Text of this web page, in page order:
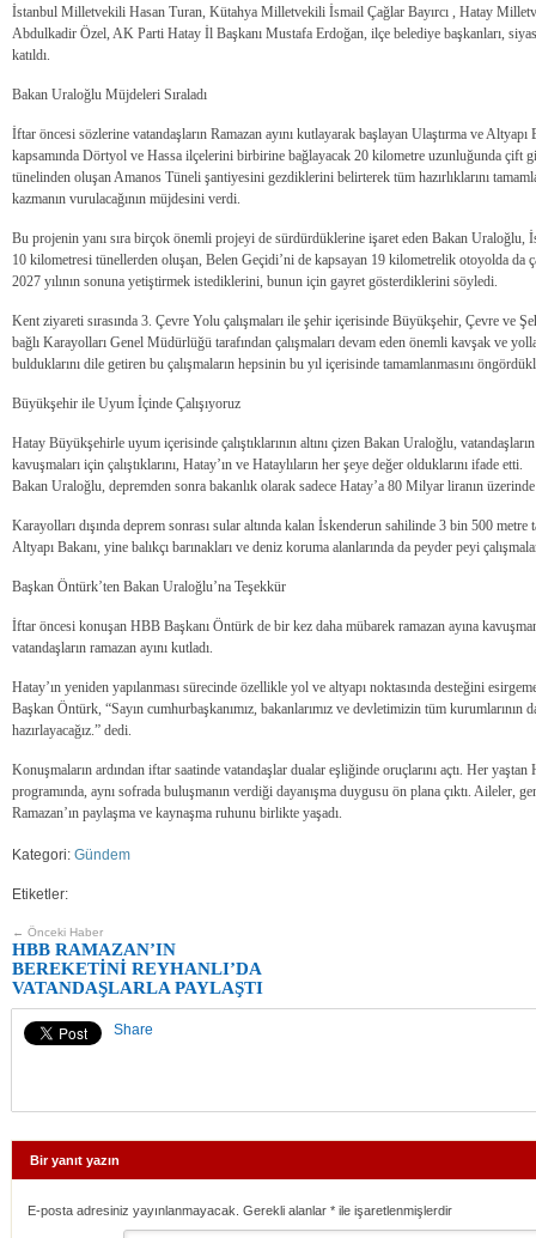
İstanbul Milletvekili Hasan Turan, Kütahya Milletvekili İsmail Çağlar Bayırcı , Hatay
Abdulkadir Özel, AK Parti Hatay İl Başkanı Mustafa Erdoğan, ilçe belediye başkanları,
katıldı.
Bakan Uraloğlu Müjdeleri Sıraladı
İftar öncesi sözlerine vatandaşların Ramazan ayını kutlayarak başlayan Ulaştırma ve
kapsamında Dörtyol ve Hassa ilçelerini birbirine bağlayacak 20 kilometre uzunluğunda çift
tünelinden oluşan Amanos Tüneli şantiyesini gezdiklerini belirterek tüm hazırlıklarını
kazmanın vurulacağının müjdesini verdi.
Bu projenin yanı sıra birçok önemli projeyi de sürdürdüklerine işaret eden Bakan Uraloğlu,
10 kilometresi tünellerden oluşan, Belen Geçidi’ni de kapsayan 19 kilometrelik otoyolda da
2027 yılının sonuna yetiştirmek istediklerini, bunun için gayret gösterdiklerini söyledi.
Kent ziyareti sırasında 3. Çevre Yolu çalışmaları ile şehir içerisinde Büyükşehir, Çevre ve
bağlı Karayolları Genel Müdürlüğü tarafından çalışmaları devam eden önemli kavşak ve
bulduklarını dile getiren bu çalışmaların hepsinin bu yıl içerisinde tamamlanmasını
Büyükşehir ile Uyum İçinde Çalışıyoruz
Hatay Büyükşehirle uyum içerisinde çalıştıklarının altını çizen Bakan Uraloğlu,
kavuşmaları için çalıştıklarını, Hatay’ın ve Hataylıların her şeye değer olduklarını ifade etti.
Bakan Uraloğlu, depremden sonra bakanlık olarak sadece Hatay’a 80 Milyar liranın üzerinde
Karayolları dışında deprem sonrası sular altında kalan İskenderun sahilinde 3 bin 500 metre
Altyapı Bakanı, yine balıkçı barınakları ve deniz koruma alanlarında da peyder peyi
Başkan Öntürk’ten Bakan Uraloğlu’na Teşekkür
İftar öncesi konuşan HBB Başkanı Öntürk de bir kez daha mübarek ramazan ayına
vatandaşların ramazan ayını kutladı.
Hatay’ın yeniden yapılanması sürecinde özellikle yol ve altyapı noktasında desteğini
Başkan Öntürk, “Sayın cumhurbaşkanımız, bakanlarımız ve devletimizin tüm
hazırlayacağız.” dedi.
Konuşmaların ardından iftar saatinde vatandaşlar dualar eşliğinde oruçlarını açtı. Her
programında, aynı sofrada buluşmanın verdiği dayanışma duygusu ön plana çıktı. Aileler,
Ramazan’ın paylaşma ve kaynaşma ruhunu birlikte yaşadı.
Kategori: Gündem
Etiketler:
← Önceki Haber
HBB RAMAZAN’IN
BEREKETİNİ REYHANLI’DA
VATANDAŞLARLA PAYLAŞTI
Share
Bir yanıt yazın
E-posta adresiniz yayınlanmayacak. Gerekli alanlar * ile işaretlenmişlerdir